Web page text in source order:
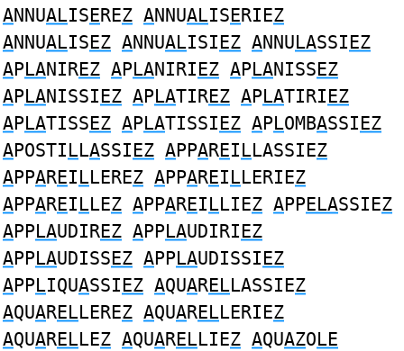
ANNUALISEREZ ANNUALISERIEZ
ANNUALISEZ ANNUALISIEZ ANNULASSIEZ
APLANIREZ APLANIRIEZ APLANISSEZ
APLANISSIEZ APLATIREZ APLATIRIEZ
APLATISSEZ APLATISSIEZ APLOMBASSIEZ
APOSTILLASSIEZ APPAREILLASSIEZ
APPAREILLEREZ APPAREILLERIEZ
APPAREILLEZ APPAREILLIEZ APPELASSIEZ
APPLAUDIREZ APPLAUDIRIEZ
APPLAUDISSEZ APPLAUDISSIEZ
APPLIQUASSIEZ AQUARELLASSIEZ
AQUARELLEREZ AQUARELLERIEZ
AQUARELLEZ AQUARELLIEZ AQUAZOLE